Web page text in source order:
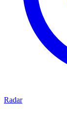
Radar